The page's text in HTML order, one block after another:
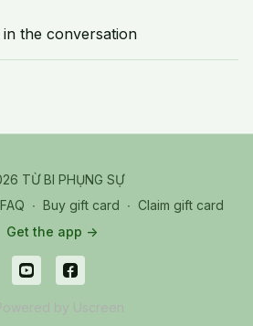
the conversation
TỪ BI PHỤNG SỰ
FAQ ∙ Buy gift card ∙ Claim gift card
Get the app ->
by Uscreen